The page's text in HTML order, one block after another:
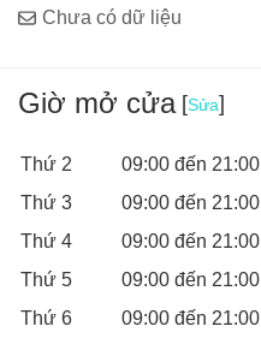
Chưa có dữ liệu
Giờ mở cửa [Sửa]
Thứ 2
09:00 đến 21:00
Thứ 3
09:00 đến 21:00
Thứ 4
09:00 đến 21:00
Thứ 5
09:00 đến 21:00
Thứ 6
09:00 đến 21:00